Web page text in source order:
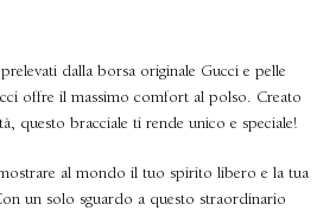
dalla borsa originale Gucci e pelle
offre il massimo comfort al polso. Creato
questo bracciale ti rende unico e speciale!
al mondo il tuo spirito libero e la tua
un solo sguardo a questo straordinario